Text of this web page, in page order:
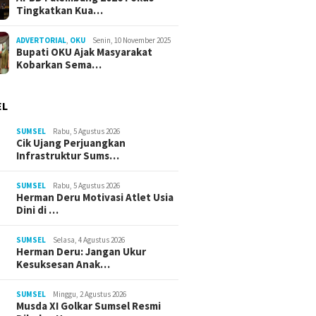
Tingkatkan Kua…
ADVERTORIAL, OKU Senin, 10 November 2025
Bupati OKU Ajak Masyarakat
Kobarkan Sema…
SUMSEL Rabu, 5 Agustus 2026
Cik Ujang Perjuangkan
Infrastruktur Sums…
SUMSEL Rabu, 5 Agustus 2026
Herman Deru Motivasi Atlet Usia
Dini di …
SUMSEL Selasa, 4 Agustus 2026
Herman Deru: Jangan Ukur
Kesuksesan Anak…
SUMSEL Minggu, 2 Agustus 2026
Musda XI Golkar Sumsel Resmi